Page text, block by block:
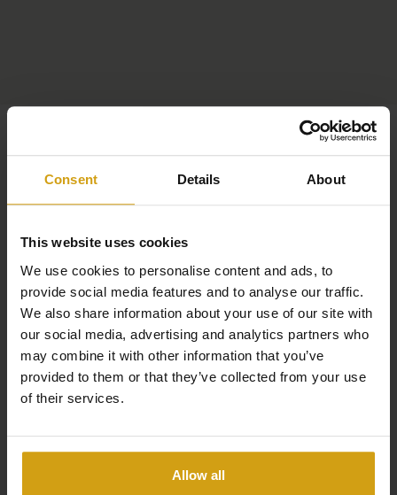
Consent Details About
This website uses cookies
We use cookies to personalise content and ads, to
provide social media features and to analyse our traffic.
We also share information about your use of our site with
our social media, advertising and analytics partners who
may combine it with other information that you’ve
provided to them or that they’ve collected from your use
of their services.
Allow all